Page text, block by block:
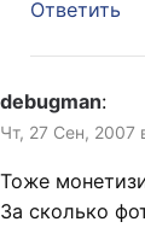
Ответить
debugman:
Чт, 27 Сен, 2007
Тоже
За сколько